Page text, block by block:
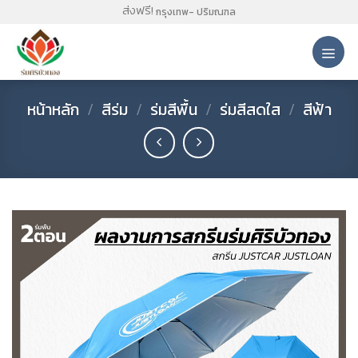
content
ส่งฟรี! กรุงเทพ- ปริมณฑล
หน้าหลัก / สีร่ม / ร่มสีพื้น / ร่มสีสดใส / สีฟ้า